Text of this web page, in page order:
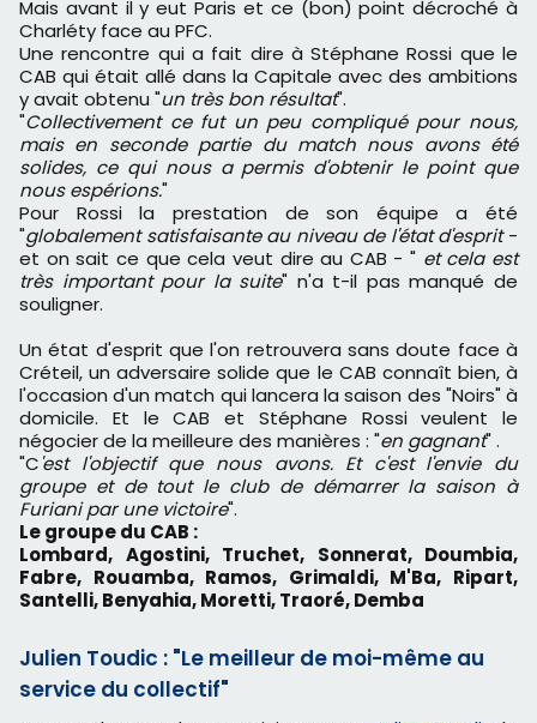
Mais avant il y eut Paris et ce (bon) point décroché à
Charléty face au PFC.
Une rencontre qui a fait dire à Stéphane Rossi que le
CAB qui était allé dans la Capitale avec des ambitions
y avait obtenu "un très bon résultat".
"Collectivement ce fut un peu compliqué pour nous,
mais en seconde partie du match nous avons été
solides, ce qui nous a permis d'obtenir le point que
nous espérions."
Pour Rossi la prestation de son équipe a été
"globalement satisfaisante au niveau de l'état d'esprit-
et on sait ce que cela veut dire au CAB - " et cela est
très important pour la suite" n'a t-il pas manqué de
souligner.
Un état d'esprit que l'on retrouvera sans doute face à
Créteil, un adversaire solide que le CAB connaît bien, à
l'occasion d'un match qui lancera la saison des "Noirs" à
domicile. Et le CAB et Stéphane Rossi veulent le
négocier de la meilleure des manières : "en gagnant" .
"C'est l'objectif que nous avons. Et c'est l'envie du
groupe et de tout le club de démarrer la saison à
Furiani par une victoire".
Le groupe du CAB :
Lombard, Agostini, Truchet, Sonnerat, Doumbia,
Fabre, Rouamba, Ramos, Grimaldi, M'Ba, Ripart,
Santelli, Benyahia, Moretti, Traoré, Demba
Julien Toudic : "Le meilleur de moi-même au
service du collectif"